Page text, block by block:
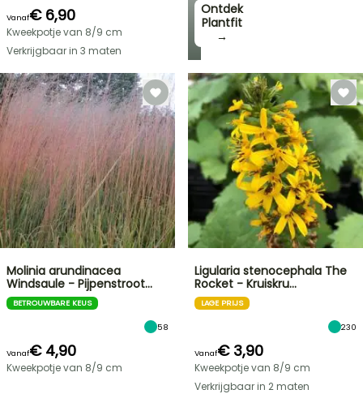
Ontdek
Plantfit
→
Vanaf€ 6,90
Kweekpotje van 8/9 cm
Verkrijgbaar in 3 maten
Molinia arundinacea
Windsaule - Pijpenstroot…
BETROUWBARE KEUS
58
Vanaf€ 4,90
Kweekpotje van 8/9 cm
Ligularia stenocephala The
Rocket - Kruiskru…
LAGE PRIJS
230
Vanaf€ 3,90
Kweekpotje van 8/9 cm
Verkrijgbaar in 2 maten